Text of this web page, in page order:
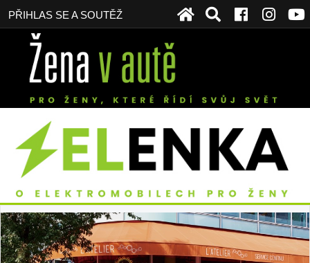
PŘIHLAS SE A SOUTĚŽ